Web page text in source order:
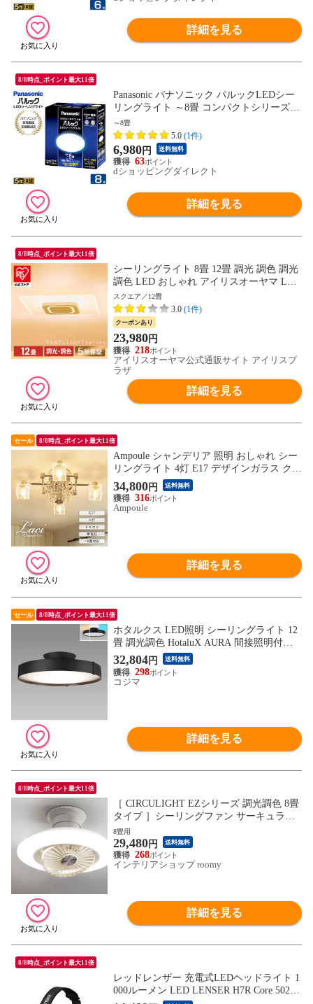
詳細を見る
8/8時点_ポイント最大11倍
Panasonic パナソニック パルックLEDシー
リングライト ～8畳 コンパクトシリーズ L
E-PCS08D2
～8畳
5.0 (1件)
6,980円 送料無料
63
dショッピングダイレクト
詳細を見る
8/8時点_ポイント最大11倍
シーリングライト 8畳 12畳 調光 調色 調光
調色 LED おしゃれ アイリスオーヤマ LED
シーリングライト LEDライト LED照明 照
明 照明器具 天井照明 常夜灯 リビング 寝
室 パネルライト 省エネ CEA-A08DLP CEA
-A08DLPW 【安心延長保証対象】 [家電]
スクエア／12畳
3.0 (1件)
クーポンあり
23,980円
218
アイリスオーヤマ公式通販サイト アイリスプ
ラザ
詳細を見る
セール 8/8時点_ポイント最大11倍
Ampoule シャンデリア 照明 おしゃれ シー
リングライト 4灯 E17 デザインガラス クリ
スタルガラス リビング ダイニング 寝室 ラ
グジュアリー モダン シンプル 高級 カフェ
インテリア ガラス クリスタル 照明器具 8
34,800円 送料無料
316
Ampoule
詳細を見る
セール 8/8時点_ポイント最大11倍
ホタルクス LED照明 シーリングライト 12
畳 調光調色 HotaluX AURA 間接照明付き
リモコン付属 HLDC12A445KSG
32,804円 送料無料
298
コジマ
詳細を見る
8/8時点_ポイント最大11倍
［ CIRCULIGHT EZシリーズ 調光調色 8畳
タイプ ］シーリングファン サーキュライ
ト【正規取扱店】照明 ファン付き 首振り
シーリングライト シーリングファンライト
8畳用 おしゃれ リモコン 調光 LED 扇風機
逆回転 静か 天井照明 薄型 リビング
8畳用
29,480円 送料無料
268
インテリアショップ roomy
詳細を見る
8/8時点_ポイント最大11倍
レッドレンザー 充電式LEDヘッドライト 1
000ルーメン LED LENSER H7R Core 50212